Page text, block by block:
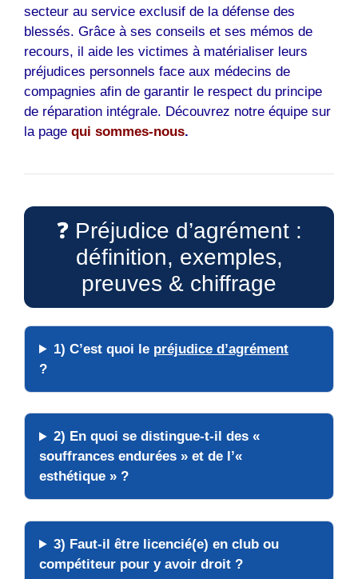
secteur au service exclusif de la défense des
blessés. Grâce à ses conseils et ses mémos de
recours, il aide les victimes à matérialiser leurs
préjudices personnels face aux médecins de
compagnies afin de garantir le respect du principe
de réparation intégrale. Découvrez notre équipe sur
la page qui sommes-nous.
❓ Préjudice d’agrément :
définition, exemples,
preuves & chiffrage
1) C’est quoi le préjudice d’agrément
?
2) En quoi se distingue-t-il des «
souffrances endurées » et de l’«
esthétique » ?
3) Faut-il être licencié(e) en club ou
compétiteur pour y avoir droit ?